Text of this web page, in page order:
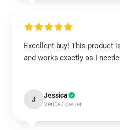
Excellent buy! This product
and works exactly as I
J Jessica
Verified owner